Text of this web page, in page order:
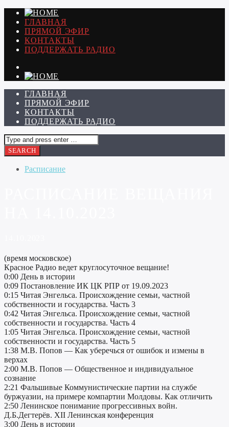
ГЛАВНАЯ
ПРЯМОЙ ЭФИР
КОНТАКТЫ
ПОДДЕРЖАТЬ РАДИО
ГЛАВНАЯ
ПРЯМОЙ ЭФИР
КОНТАКТЫ
ПОДДЕРЖАТЬ РАДИО
Расписание
(время московское)
Красное Радио ведет круглосуточное вещание!
0:00 День в истории
0:09 Постановление ИК ЦК РПР от 19.09.2023
0:15 Читая Энгельса. Происхождение семьи, частной
собственности и государства. Часть 3
0:42 Читая Энгельса. Происхождение семьи, частной
собственности и государства. Часть 4
1:05 Читая Энгельса. Происхождение семьи, частной
собственности и государства. Часть 5
1:38 М.В. Попов — Как уберечься от ошибок и измены в
верхах
2:00 М.В. Попов — Общественное и индивидуальное
сознание
2:21 Фальшивые Коммунистические партии на службе
буржуазии, на примере компартии Молдовы. Как отличить
2:50 Ленинское понимание прогрессивных войн.
Д.Б.Дегтерёв. XII Ленинская конференция
3:00 День в истории